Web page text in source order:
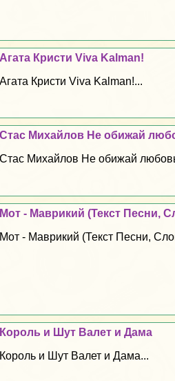
Агата Кристи Viva Kalman!
Агата Кристи Viva Kalman!...
Стас Михайлов Не обижай
Стас Михайлов Не обижай
Мот - Маврикий (Текст Песни,
Мот - Маврикий (Текст Песни,
Король и Шут Валет и Дама
Король и Шут Валет и Дама...